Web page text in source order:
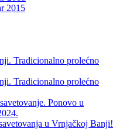
2015
Tradicionalno prolećno
Tradicionalno prolećno
Ponovo u
u Vrnjačkoj Banji!